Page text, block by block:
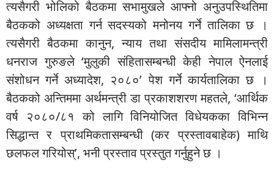
त्यसैगरी भोलिको बैठकमा सभामुखले आफ्नो अनुउपस्थितिमा
बैठकको अध्यक्षता गर्न सदस्यको मनोनय गर्ने तालिका छ ।
त्यसैगरी बैठकमा कानुन, न्याय तथा संसदीय मामिलामन्त्री
धनराज गुरुङले ‘मुलुकी संहितासम्बन्धी केही नेपाल ऐनलाई
संशोधन गर्ने अध्यादेश, २०८०’ पेश गर्ने कार्यतालिका छ ।
बैठकको अन्तिममा अर्थमन्त्री डा प्रकाशशरण महतले, ‘आर्थिक
वर्ष २०८०/८१ को लागि विनियोजित विधेयकका विभिन्न
सिद्धान्त र प्राथमिकतासम्बन्धी (कर प्रस्तावबाहेक) माथि
छलफल गरियोस्’, भनी प्रस्ताव प्रस्तुत गर्नुहुने छ ।